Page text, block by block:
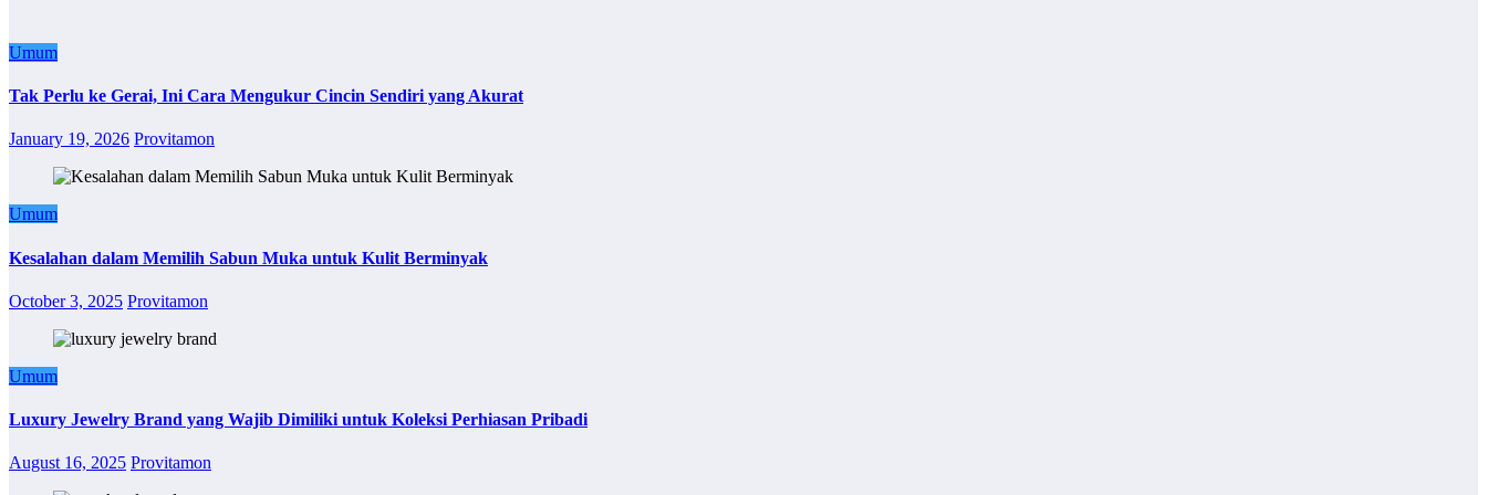
Umum
Tak Perlu ke Gerai, Ini Cara Mengukur Cincin Sendiri yang Akurat
January 19, 2026 Provitamon
Umum
Kesalahan dalam Memilih Sabun Muka untuk Kulit Berminyak
October 3, 2025 Provitamon
Umum
Luxury Jewelry Brand yang Wajib Dimiliki untuk Koleksi Perhiasan Pribadi
August 16, 2025 Provitamon